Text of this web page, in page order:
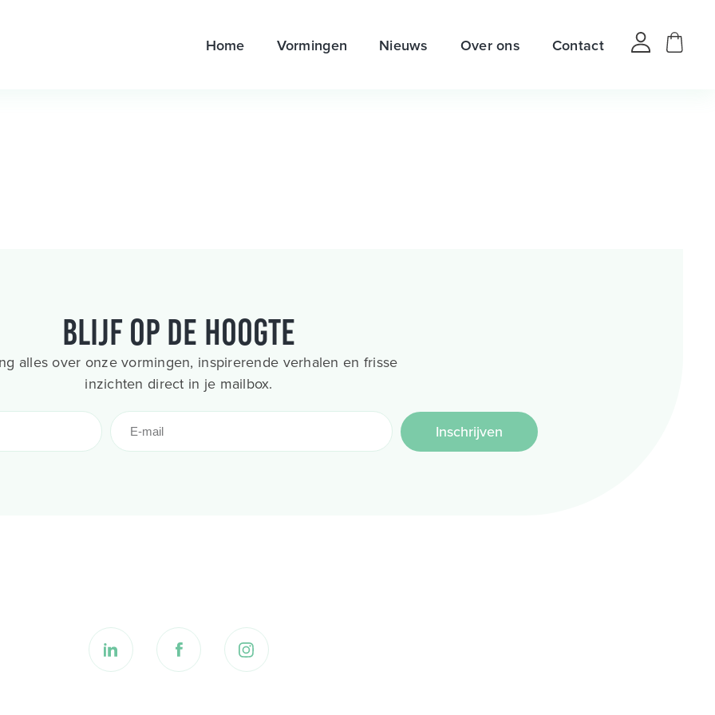
Home Vormingen Nieuws Over ons Contact
Blijf op de hoogte
alles over onze vormingen, inspirerende verhalen en frisse
inzichten direct in je mailbox.
Inschrijven